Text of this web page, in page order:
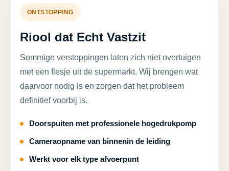
ONTSTOPPING
Riool dat Echt Vastzit
Sommige verstoppingen laten zich niet overtuigen
met een flesje uit de supermarkt. Wij brengen wat
daarvoor nodig is en zorgen dat het probleem
definitief voorbij is.
Doorspuiten met professionele hogedrukpomp
Cameraopname van binnenin de leiding
Werkt voor elk type afvoerpunt